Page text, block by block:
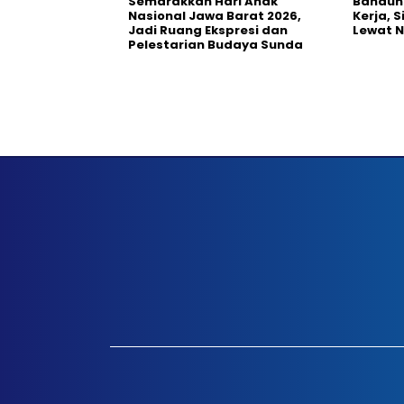
Nasional Jawa Barat 2026,
Jadi Ruang Ekspresi dan
Pelestarian Budaya Sunda
Kerja,
Lewat